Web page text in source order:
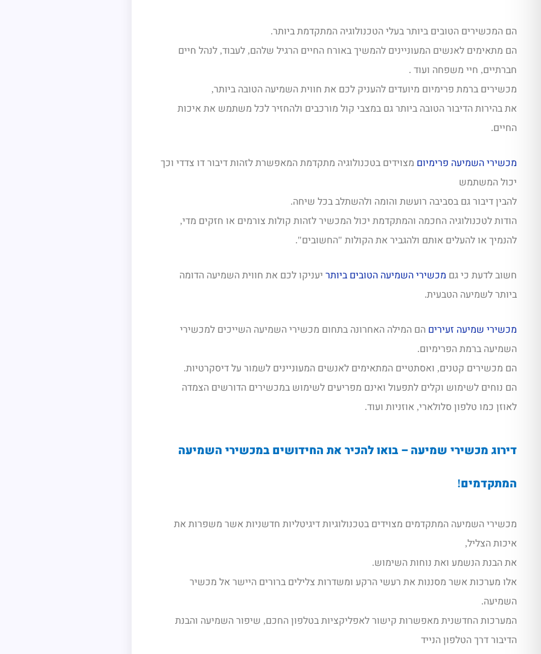
הם המכשירים הטובים ביותר בעלי הטכנולוגיה המתקדמת ביותר.
הם מתאימים לאנשים המעוניינים להמשיך באורח החיים הרגיל שלהם, לעבוד, לנהל חיים
חברתיים, חיי משפחה ועוד .
מכשירים ברמת פרימיום מיועדים להעניק לכם את חווית השמיעה הטובה ביותר,
את בהירות הדיבור הטובה ביותר גם במצבי קול מורכבים ולהחזיר לכל משתמש את איכות
החיים.
מכשירי השמיעה פרימיום מצוידים בטכנולוגיה מתקדמת המאפשרת לזהות דיבור דו צדדי וכך
יכול המשתמש
להבין דיבור גם בסביבה רועשת והומה ולהשתלב בכל שיחה.
הודות לטכנולוגיה החכמה והמתקדמת יכול המכשיר לזהות קולות צורמים או חזקים מדי,
להנמיך או להעלים אותם ולהגביר את הקולות "החשובים".
חשוב לדעת כי גם מכשירי השמיעה הטובים ביותר יעניקו לכם את חווית השמיעה הדומה
ביותר לשמיעה הטבעית.
מכשירי שמיעה זעירים הם המילה האחרונה בתחום מכשירי השמיעה השייכים למכשירי
השמיעה ברמת הפרימיום.
הם מכשירים קטנים, ואסתטיים המתאימים לאנשים המעוניינים לשמור על דיסקרטיות.
הם נוחים לשימוש וקלים לתפעול ואינם מפריעים לשימוש במכשירים הדורשים הצמדה
לאוזן כמו טלפון סלולארי, אוזניות ועוד.
דירוג מכשירי שמיעה – בואו להכיר את החידושים במכשירי השמיעה
המתקדמים!
מכשירי השמיעה המתקדמים מצוידים בטכנולוגיות דיגיטליות חדשניות אשר משפרות את
איכות הצליל,
את הבנת הנשמע ואת נוחות השימוש.
אלו מערכות אשר מסננות את רעשי הרקע ומשדרות צלילים ברורים היישר אל מכשיר
השמיעה.
המערכות החדשנית מאפשרות קישור לאפליקציות בטלפון החכם, שיפור השמיעה והבנת
הדיבור דרך הטלפון הנייד